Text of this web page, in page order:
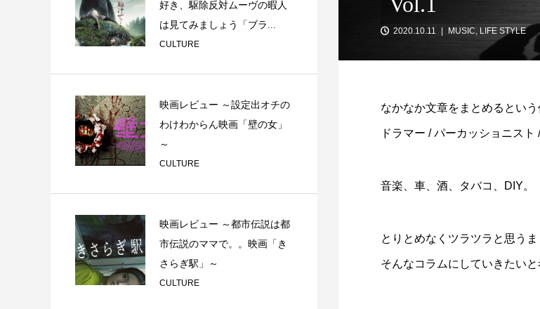
2020.10.11 MUSIC, LIFE STYLE
なかなか文章をまとめるという
ドラマー / パーカッショニス
音楽、車、酒、タバコ、DIY。
とりとめなくツラツラと思うま
そんなコラムにしていきたいと
好き、駆除反対ムーヴの暇人
は見てみましょう「ブラ...
CULTURE
映画レビュー ～設定出オチの
わけわからん映画「壁の女」
～
CULTURE
映画レビュー ～都市伝説は都
市伝説のママで。。映画「き
さらぎ駅」～
CULTURE